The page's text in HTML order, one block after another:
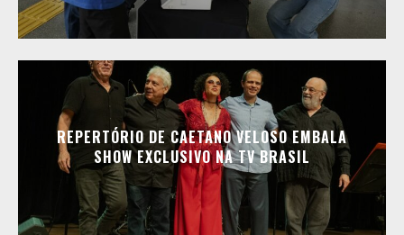
REPERTÓRIO DE CAETANO VELOSO EMBALA
SHOW EXCLUSIVO NA TV BRASIL